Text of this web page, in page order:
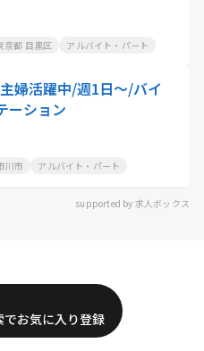
京都 目黒区 アルバイト・パート
婦活躍中/週1日～/バイ
ーション
川市 アルバイト・パート
supported by 求人ボックス
お気に入り登録